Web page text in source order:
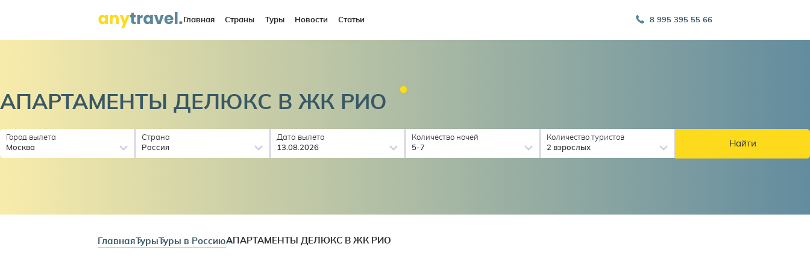
Главная Страны Туры Новости Статьи 8 995 395 55 66
АПАРТАМЕНТЫ ДЕЛЮКС В ЖК РИО
Город вылета
Москва
Страна
Россия
Дата вылета
13.08.2026
Количество ночей
5-7
Количество туристов
2 взрослых
Найти
ГлавнаяТурыТуры в РоссиюАПАРТАМЕНТЫ ДЕЛЮКС В ЖК РИО